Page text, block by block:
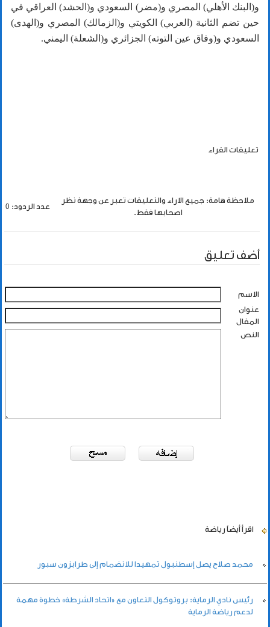
و(البنك الأهلي) المصري و(مضر) السعودي و(الحشد) العراقي في
حين تضم الثانية (العربي) الكويتي و(الزمالك) المصري و(الهدى)
السعودي و(وفاق عين التوته) الجزائري و(الشعلة) اليمني.
تعليقات القراء
ملاحظة هامة: جميع الاراء والتعليقات تعبر عن وجهة نظر
اصحابها فقط.
عدد الردود: 0
أضف تعليق
الاسم
عنوان
المقال
النص
اقرأ أيضاً رياضة
محمد صلاح يصل إسطنبول تمهيدا للانضمام إلى طرابزون سبور
رئيس نادي الرماية: بروتوكول التعاون مع «اتحاد الشرطة» خطوة مهمة
لدعم رياضة الرماية